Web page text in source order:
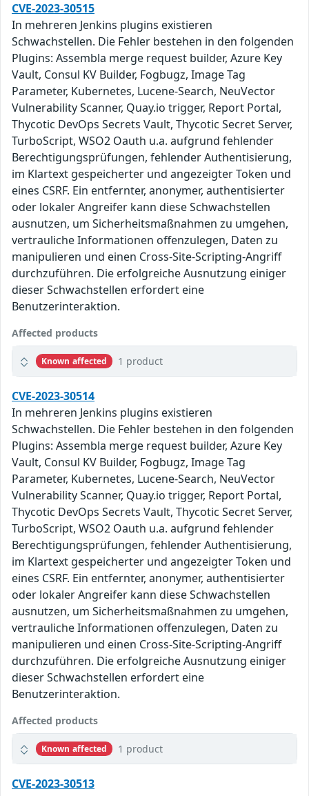
CVE-2023-30515
In mehreren Jenkins plugins existieren
Schwachstellen. Die Fehler bestehen in den folgenden
Plugins: Assembla merge request builder, Azure Key
Vault, Consul KV Builder, Fogbugz, Image Tag
Parameter, Kubernetes, Lucene-Search, NeuVector
Vulnerability Scanner, Quay.io trigger, Report Portal,
Thycotic DevOps Secrets Vault, Thycotic Secret Server,
TurboScript, WSO2 Oauth u.a. aufgrund fehlender
Berechtigungsprüfungen, fehlender Authentisierung,
im Klartext gespeicherter und angezeigter Token und
eines CSRF. Ein entfernter, anonymer, authentisierter
oder lokaler Angreifer kann diese Schwachstellen
ausnutzen, um Sicherheitsmaßnahmen zu umgehen,
vertrauliche Informationen offenzulegen, Daten zu
manipulieren und einen Cross-Site-Scripting-Angriff
durchzuführen. Die erfolgreiche Ausnutzung einiger
dieser Schwachstellen erfordert eine
Benutzerinteraktion.
Affected products
Known affected 1 product
CVE-2023-30514
In mehreren Jenkins plugins existieren
Schwachstellen. Die Fehler bestehen in den folgenden
Plugins: Assembla merge request builder, Azure Key
Vault, Consul KV Builder, Fogbugz, Image Tag
Parameter, Kubernetes, Lucene-Search, NeuVector
Vulnerability Scanner, Quay.io trigger, Report Portal,
Thycotic DevOps Secrets Vault, Thycotic Secret Server,
TurboScript, WSO2 Oauth u.a. aufgrund fehlender
Berechtigungsprüfungen, fehlender Authentisierung,
im Klartext gespeicherter und angezeigter Token und
eines CSRF. Ein entfernter, anonymer, authentisierter
oder lokaler Angreifer kann diese Schwachstellen
ausnutzen, um Sicherheitsmaßnahmen zu umgehen,
vertrauliche Informationen offenzulegen, Daten zu
manipulieren und einen Cross-Site-Scripting-Angriff
durchzuführen. Die erfolgreiche Ausnutzung einiger
dieser Schwachstellen erfordert eine
Benutzerinteraktion.
Affected products
Known affected 1 product
CVE-2023-30513